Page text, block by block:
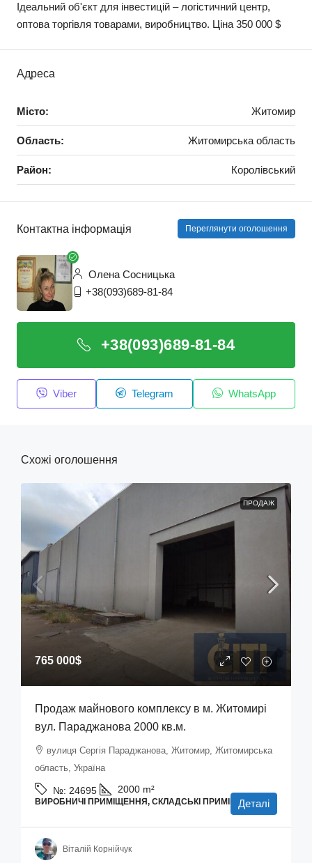
Ідеальний об'єкт для інвестицій – логістичний центр,
оптова торгівля товарами, виробництво. Ціна 350 000 $
Адреса
Місто: Житомир
Область: Житомирська область
Район: Королівський
Контактна інформація Переглянути оголошення
Олена Сосницька
+38(093)689-81-84
+38(093)689-81-84
Viber Telegram WhatsApp
Схожі оголошення
ПРОДАЖ
765 000$
Продаж майнового комплексу в м. Житомирі
вул. Параджанова 2000 кв.м.
вулиця Сергія Параджанова, Житомир, Житомирська
область, Україна
№: 24695 2000 m²
ВИРОБНИЧІ ПРИМІЩЕННЯ, СКЛАДСЬКІ ПРИМІЩЕННЯ
Деталі
Віталій Корнійчук